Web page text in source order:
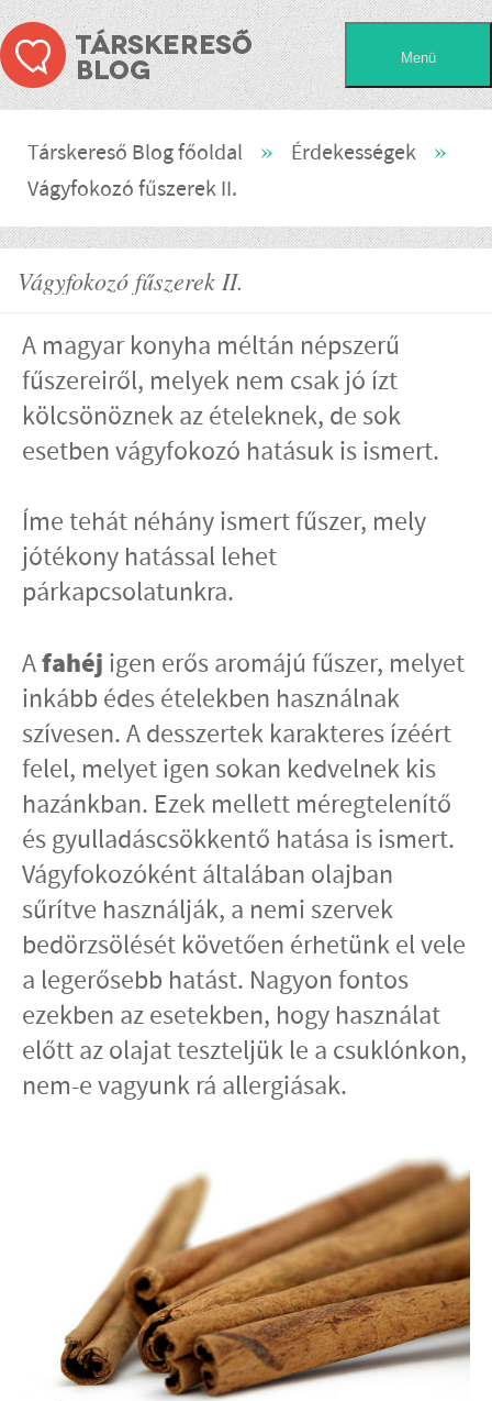
Társkereső Blog főoldal » Érdekességek »
Vágyfokozó fűszerek II.
Vágyfokozó fűszerek II.
A magyar konyha méltán népszerű
fűszereiről, melyek nem csak jó ízt
kölcsönöznek az ételeknek, de sok
esetben vágyfokozó hatásuk is ismert.
Íme tehát néhány ismert fűszer, mely
jótékony hatással lehet
párkapcsolatunkra.
Afahéj igen erős aromájú fűszer, melyet
inkább édes ételekben használnak
szívesen. A desszertek karakteres ízéért
felel, melyet igen sokan kedvelnek kis
hazánkban. Ezek mellett méregtelenítő
és gyulladáscsökkentő hatása is ismert.
Vágyfokozóként általában olajban
sűrítve használják, a nemi szervek
bedörzsölését követően érhetünk el vele
a legerősebb hatást. Nagyon fontos
ezekben az esetekben, hogy használat
előtt az olajat teszteljük le a csuklónkon,
nem-e vagyunk rá allergiásak.